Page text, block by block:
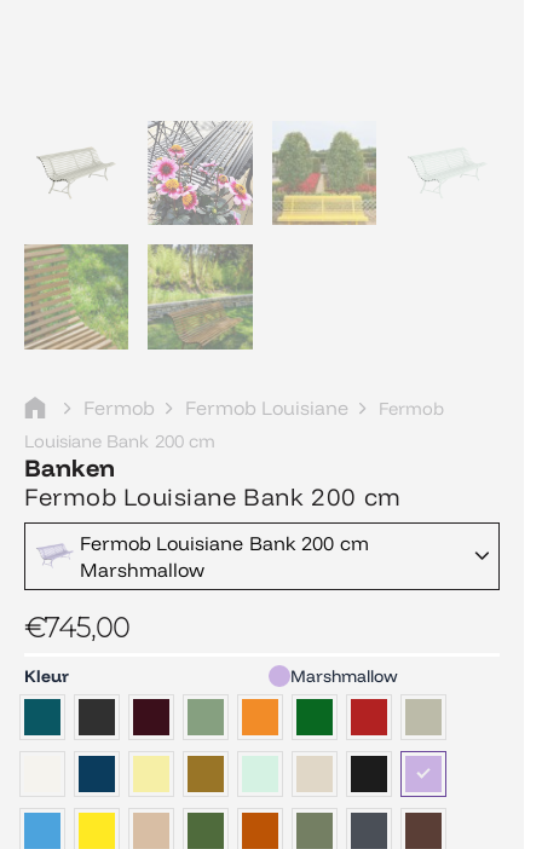
Fermob Fermob Louisiane
Fermob
Louisiane Bank 200 cm
Banken
Fermob Louisiane Bank 200 cm
Fermob Louisiane Bank 200 cm
Marshmallow
€745,00
Kleur Marshmallow
Fermob
Louisiane
aantal